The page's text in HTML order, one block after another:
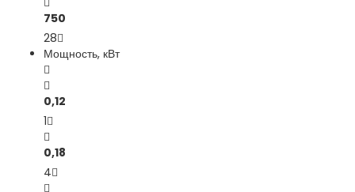
750
28
Мощность, кВт
0,12
1
0,18
4